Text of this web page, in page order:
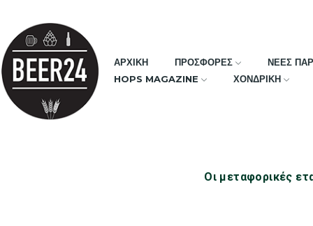
ΑΡΧΙΚΗ ΠΡΟΣΦΟΡΕΣ
ΝΕΕΣ
HOPS MAGAZINE
ΧΟΝΔΡΙΚΗ
Οι μεταφορικές